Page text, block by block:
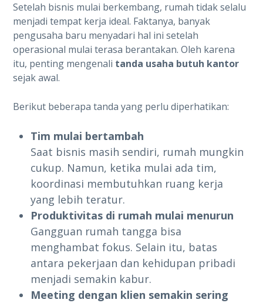
Setelah bisnis mulai berkembang, rumah tidak selalu
menjadi tempat kerja ideal. Faktanya, banyak
pengusaha baru menyadari hal ini setelah
operasional mulai terasa berantakan. Oleh karena
itu, penting mengenali tanda usaha butuh kantor
sejak awal.
Berikut beberapa tanda yang perlu diperhatikan:
Tim mulai bertambah
Saat bisnis masih sendiri, rumah mungkin
cukup. Namun, ketika mulai ada tim,
koordinasi membutuhkan ruang kerja
yang lebih teratur.
Produktivitas di rumah mulai menurun
Gangguan rumah tangga bisa
menghambat fokus. Selain itu, batas
antara pekerjaan dan kehidupan pribadi
menjadi semakin kabur.
Meeting dengan klien semakin sering